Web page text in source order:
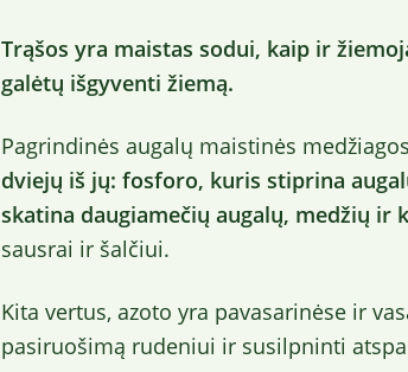
Trąšos yra maistas sodui, kaip ir
galėtų išgyventi žiemą.
Pagrindinės augalų maistinės
dviejų iš jų: fosforo, kuris stiprina
skatina daugiamečių augalų, medžių ir
sausrai ir šalčiui.
Kita vertus, azoto yra pavasarinėse ir
pasiruošimą rudeniui ir susilpninti